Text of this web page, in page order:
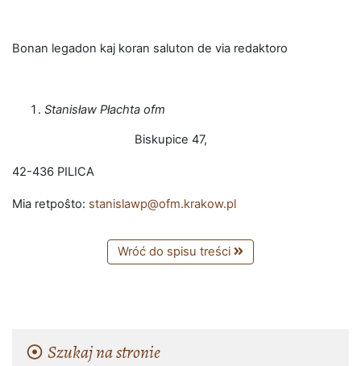
Bonan legadon kaj koran saluton de via redaktoro
Stanisław Płachta ofm
Biskupice 47,
42-436 PILICA
Mia retpoŝto: stanislawp@ofm.krakow.pl
Wróć do spisu treści
Szukaj na stronie